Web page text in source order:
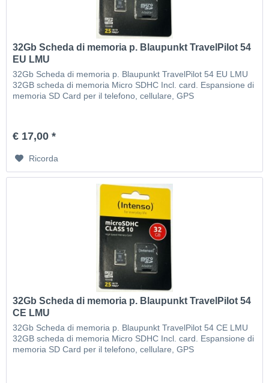
32Gb Scheda di memoria p. Blaupunkt TravelPilot 54
EU LMU
32Gb Scheda di memoria p. Blaupunkt TravelPilot 54 EU LMU
32GB scheda di memoria Micro SDHC Incl. card. Espansione di
memoria SD Card per il telefono, cellulare, GPS
€ 17,00 *
Ricorda
32Gb Scheda di memoria p. Blaupunkt TravelPilot 54
CE LMU
32Gb Scheda di memoria p. Blaupunkt TravelPilot 54 CE LMU
32GB scheda di memoria Micro SDHC Incl. card. Espansione di
memoria SD Card per il telefono, cellulare, GPS